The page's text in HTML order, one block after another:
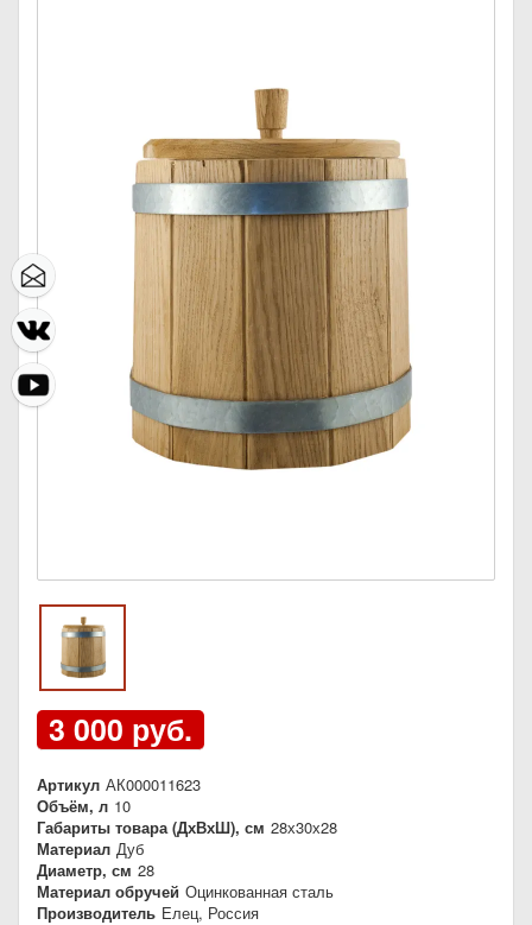
3 000 руб.
Артикул АК000011623
Объём, л 10
Габариты товара (ДхВхШ), см 28х30х28
Материал Дуб
Диаметр, см 28
Материал обручей Оцинкованная сталь
Производитель Елец, Россия